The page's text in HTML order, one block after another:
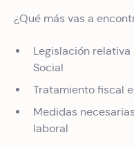
¿Qué más vas a
Legislación
Social
Tratamiento fiscal
Medidas
laboral